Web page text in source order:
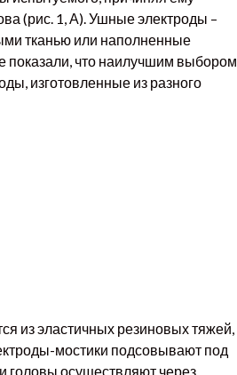
(рис. 1, А). Ушные электроды –
тканью или наполненные
показали, что наилучшим выбором
изготовленные из разного
из эластичных резиновых тяжей,
мостики подсовывают под
головы осуществляют через